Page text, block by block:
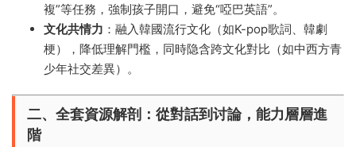
複”等任務，強制孩子開口，避免“啞巴英語”。
文化共情力 ：融入韓國流行文化（如K-pop歌詞、韓劇
梗），降低理解門檻，同時隐含跨文化對比（如中西方青
少年社交差異）。
二、全套資源解剖：從對話到讨論，能力層層進
階